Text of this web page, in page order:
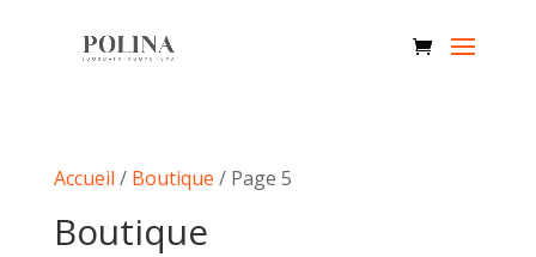
Accueil / Boutique / Page 5
Boutique